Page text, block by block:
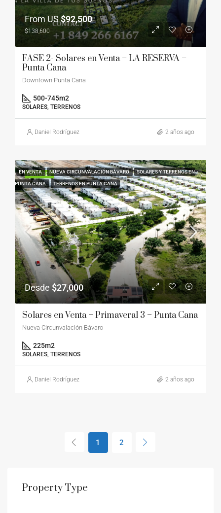
From US$92,500
$138,600
FASE 2- Solares en Venta – LA RESERVA –
Punta Cana
Downtown Punta Cana
500-745m2
SOLARES, TERRENOS
Daniel Rodríguez 2 años ago
FEATURED
EN VENTA NUEVA CIRCUNVALACIÓN BÁVARO SOLARES Y TERRENOS EN
PUNTA CANA TERRENOS EN PUNTA CANA
Desde $27,000
Solares en Venta – Primaveral 3 – Punta Cana
Nueva Circunvalación Bávaro
225m2
SOLARES, TERRENOS
Daniel Rodríguez 2 años ago
1 2
Property Type